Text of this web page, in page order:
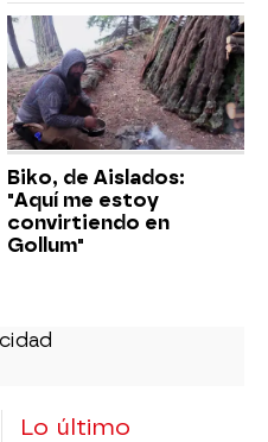
Biko, de Aislados:
"Aquí me estoy
convirtiendo en
Gollum"
Lo último